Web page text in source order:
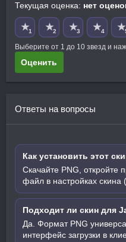
Текущая оценка: нет
★1 ★2 ★3 ★4 ★
Выберите от 1 до 10 звезд и
Оценить
Ответы на вопросы
Как установить этот
Скачайте PNG, откройте
файл в настройках скина
Подходит ли скин для
Да. Формат PNG
интерфейс загрузки в